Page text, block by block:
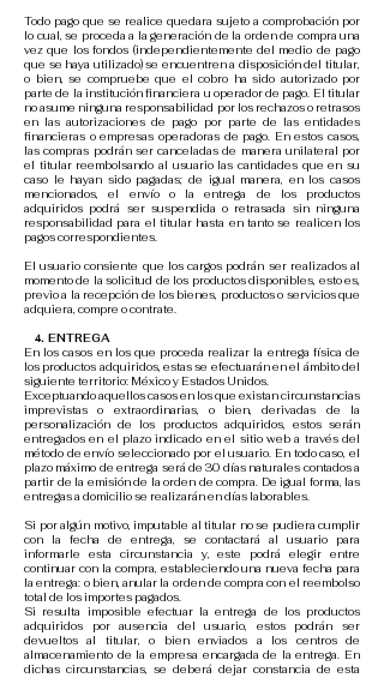
Todo pago que se realice quedara sujeto a comprobación por
lo cual, se proceda a la generación de la orden de compra una
vez que los fondos (independientemente del medio de pago
que se haya utilizado) se encuentren a disposición del titular,
o bien, se compruebe que el cobro ha sido autorizado por
parte de la institución financiera u operador de pago. El titular
no asume ninguna responsabilidad por los rechazos o retrasos
en las autorizaciones de pago por parte de las entidades
financieras o empresas operadoras de pago. En estos casos,
las compras podrán ser canceladas de manera unilateral por
el titular reembolsando al usuario las cantidades que en su
caso le hayan sido pagadas; de igual manera, en los casos
mencionados, el envío o la entrega de los productos
adquiridos podrá ser suspendida o retrasada sin ninguna
responsabilidad para el titular hasta en tanto se realicen los
pagos correspondientes.
El usuario consiente que los cargos podrán ser realizados al
momento de la solicitud de los productos disponibles, esto es,
previo a la recepción de los bienes, productos o servicios que
adquiera, compre o contrate.
4. ENTREGA
En los casos en los que proceda realizar la entrega física de
los productos adquiridos, estas se efectuarán en el ámbito del
siguiente territorio: México y Estados Unidos.
Exceptuando aquellos casos en los que existan circunstancias
imprevistas o extraordinarias, o bien, derivadas de la
personalización de los productos adquiridos, estos serán
entregados en el plazo indicado en el sitio web a través del
método de envío seleccionado por el usuario. En todo caso, el
plazo máximo de entrega será de 30 días naturales contados a
partir de la emisión de la orden de compra. De igual forma, las
entregas a domicilio se realizarán en días laborables.
Si por algún motivo, imputable al titular no se pudiera cumplir
con la fecha de entrega, se contactará al usuario para
informarle esta circunstancia y, este podrá elegir entre
continuar con la compra, estableciendo una nueva fecha para
la entrega: o bien, anular la orden de compra con el reembolso
total de los importes pagados.
Si resulta imposible efectuar la entrega de los productos
adquiridos por ausencia del usuario, estos podrán ser
devueltos al titular, o bien enviados a los centros de
almacenamiento de la empresa encargada de la entrega. En
dichas circunstancias, se deberá dejar constancia de esta